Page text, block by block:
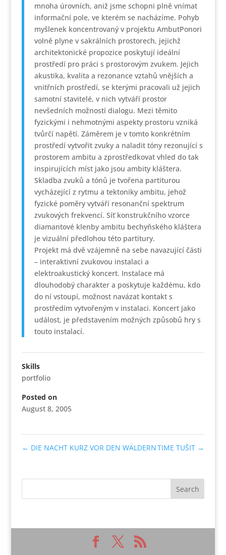
mnoha úrovních, aniž jsme schopni plně vnímat
informační pole, ve kterém se nacházíme. Pohyb
myšlenek koncentrovaný v projektu AmbutPonori
volně plyne v sakrálních prostorech, jejichž
architektonické propozice poskytují ideální
prostředí pro práci s prostorovým zvukem. Jejich
akustika, kvalita a rezonance vztahů vnějších a
vnitřních prostředí, se kterými pracovali už jejich
samotní stavitelé, v nich vytváří prostor
nevšedních možností dialogu. Mezi těmito
fyzickými i nehmotnými aspekty prostoru vzniká
tvůrčí napětí. Záměrem je v tomto konkrétním
prostředí vytvořit zvuky a naladit tóny rezonující s
prostorem ambitu a zprostředkovat vhled do tak
inspirujících míst jako jsou ambity kláštera.
Skladba zvuků a tónů je tvořena partiturou
vycházející z rytmu a tektoniky ambitu, jehož
fyzické poměry vytváří resonanční spektrum
zvukových frekvencí. Síť konstrukčního vzorce
diamantové klenby ambitu bechyňského kláštera
je vizuální předlohou této partitury.
Projekt má dvě vzájemně na sebe navazující části
– interaktivní zvukovou instalaci a
elektroakustický koncert. Instalace má
dlouhodobý charakter a poskytuje každému, kdo
do ní vstoupí, možnost navázat kontakt s
prostředím vytvořeným v instalaci. Koncert jako
událost, je představením možných způsobů hry s
touto instalací.
Skills
portfolio
Posted on
August 8, 2005
← DIE NACHT KURZ VOR DEN WӒLDERNTIME TUŠIT →